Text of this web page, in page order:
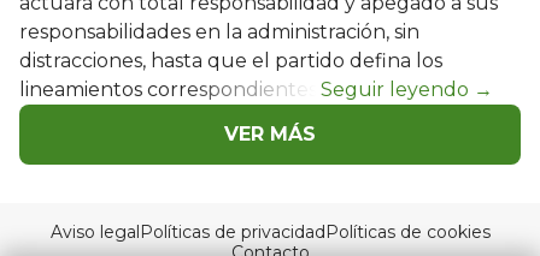
responsabilidades en la administración, sin
distracciones, hasta que el partido defina los
lineamientos correspondientes.
VER MÁS
Aviso legalPolíticas de privacidadPolíticas de cookies